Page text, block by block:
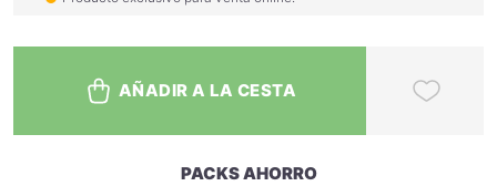
AÑADIR A LA CESTA
PACKS AHORRO